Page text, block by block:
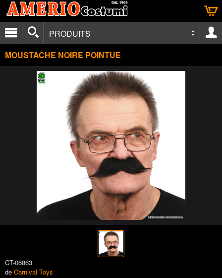
PRODUITS
MOUSTACHE NOIRE POINTUE
CT-06863
de Carnival Toys